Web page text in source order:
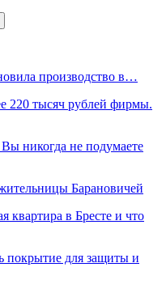
производство в…
220 тысяч рублей фирмы.
никогда не подумаете
Барановичей
квартира в Бресте и что
покрытие для защиты и